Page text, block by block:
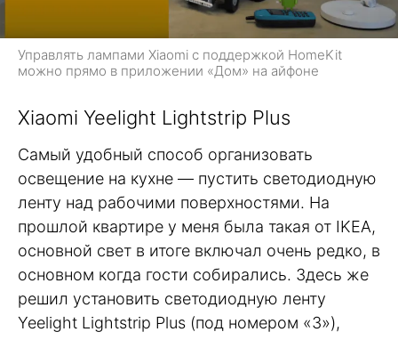
Управлять лампами Xiaomi с поддержкой HomeKit
можно прямо в приложении «Дом» на айфоне
Xiaomi Yeelight Lightstrip Plus
Самый удобный способ организовать
освещение на кухне — пустить светодиодную
ленту над рабочими поверхностями. На
прошлой квартире у меня была такая от IKEA,
основной свет в итоге включал очень редко, в
основном когда гости собирались. Здесь же
решил установить светодиодную ленту
Yeelight Lightstrip Plus (под номером «3»),